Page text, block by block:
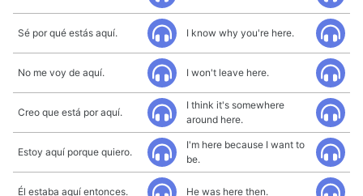
Sé por qué estás aquí. I know why you're here.
No me voy de aquí. I won't leave here.
Creo que está por aquí.
I think it's somewhere
around here.
Estoy aquí porque quiero.
I'm here because I want to
be.
Él estaba aquí entonces. He was here then.